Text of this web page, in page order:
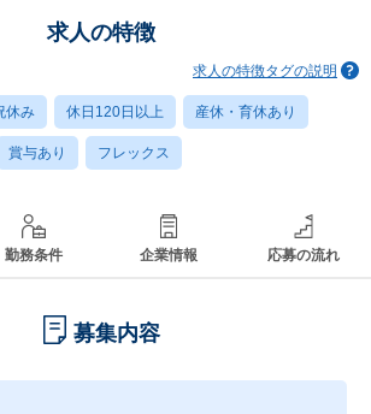
求人の特徴
求人の特徴タグの説明
休み 休日120日以上 産休・育休あり
賞与あり フレックス
勤務条件 企業情報 応募の流れ
募集内容